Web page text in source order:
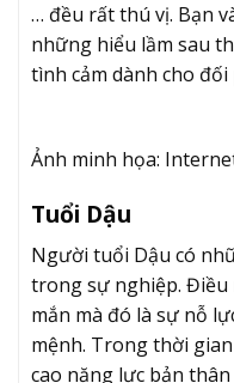
… đều rất thú vị. Bạn
những hiểu lầm sau
tình cảm dành cho
Ảnh minh họa:
Tuổi Dậu
Người tuổi Dậu có
trong sự nghiệp. Điều
mắn mà đó là sự nỗ
mệnh. Trong thời
cao năng lực bản